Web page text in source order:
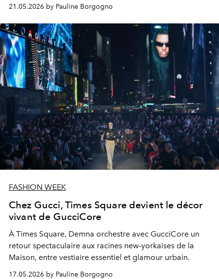
21.05.2026 by Pauline Borgogno
FASHION WEEK
Chez Gucci, Times Square devient le décor
vivant de GucciCore
À Times Square, Demna orchestre avec GucciCore un
retour spectaculaire aux racines new-yorkaises de la
Maison, entre vestiaire essentiel et glamour urbain.
17.05.2026 by Pauline Borgogno